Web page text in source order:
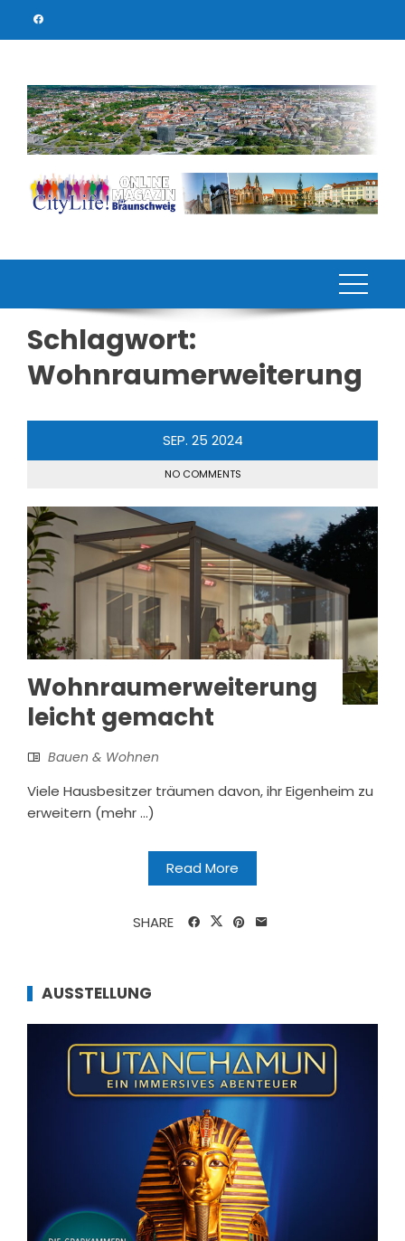
Schlagwort:
Wohnraumerweiterung
SEP. 25 2024
NO COMMENTS
Wohnraumerweiterung
leicht gemacht
Bauen & Wohnen
Viele Hausbesitzer träumen davon, ihr Eigenheim zu
erweitern (mehr …)
Read More
SHARE
AUSSTELLUNG